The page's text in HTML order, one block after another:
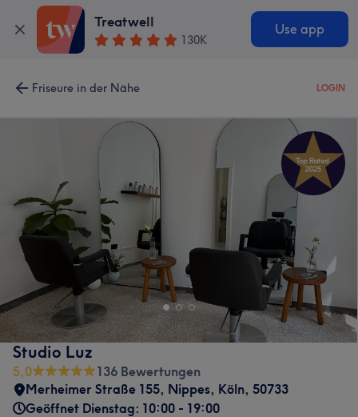
Treatwell
130K
Use app
Friseure in der Nähe LOGIN
Studio Luz
5,0
136 Bewertungen
Merheimer Straße 155, Nippes, Köln, 50733
Geöffnet Dienstag: 10:00 - 19:00